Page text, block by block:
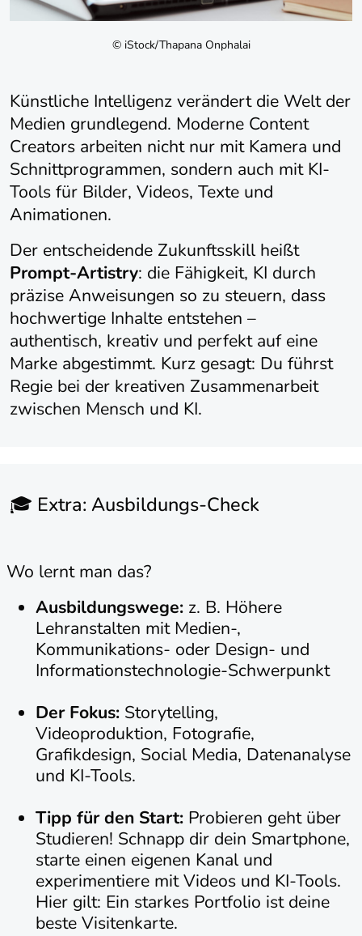
© iStock/Thapana Onphalai
Künstliche Intelligenz verändert die Welt der
Medien grundlegend. Moderne Content
Creators arbeiten nicht nur mit Kamera und
Schnittprogrammen, sondern auch mit KI-
Tools für Bilder, Videos, Texte und
Animationen.
Der entscheidende Zukunftsskill heißt
Prompt-Artistry: die Fähigkeit, KI durch
präzise Anweisungen so zu steuern, dass
hochwertige Inhalte entstehen –
authentisch, kreativ und perfekt auf eine
Marke abgestimmt. Kurz gesagt: Du führst
Regie bei der kreativen Zusammenarbeit
zwischen Mensch und KI.
🎓 Extra: Ausbildungs-Check
Wo lernt man das?
Ausbildungswege: z. B. Höhere
Lehranstalten mit Medien-,
Kommunikations- oder Design- und
Informationstechnologie-Schwerpunkt
Der Fokus: Storytelling,
Videoproduktion, Fotografie,
Grafikdesign, Social Media, Datenanalyse
und KI-Tools.
Tipp für den Start: Probieren geht über
Studieren! Schnapp dir dein Smartphone,
starte einen eigenen Kanal und
experimentiere mit Videos und KI-Tools.
Hier gilt: Ein starkes Portfolio ist deine
beste Visitenkarte.